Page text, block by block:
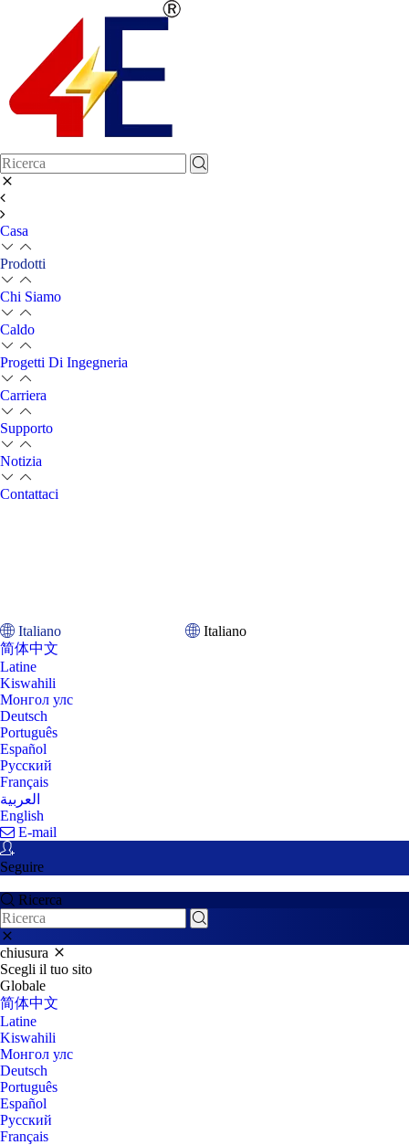
Casa
Prodotti
Chi Siamo
Caldo
Progetti Di Ingegneria
Carriera
Supporto
Notizia
Contattaci
Italiano
Italiano
简体中文
Latine
Kiswahili
Монгол улс
Deutsch
Português
Español
Pусский
Français
العربية
English
E-mail
Seguire
Ricerca
chiusura
Scegli il tuo sito
Globale
简体中文
Latine
Kiswahili
Монгол улс
Deutsch
Português
Español
Pусский
Français